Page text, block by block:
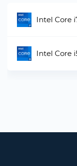
Intel Core
Intel Core